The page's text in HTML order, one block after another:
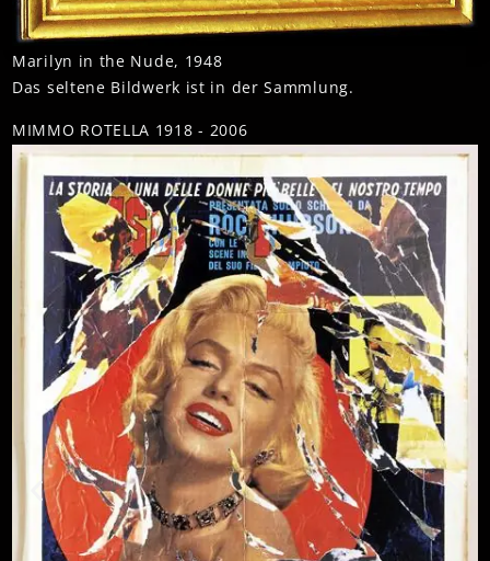
Marilyn in the Nude, 1948
Das seltene Bildwerk ist in der Sammlung.
MIMMO ROTELLA 1918 - 2006